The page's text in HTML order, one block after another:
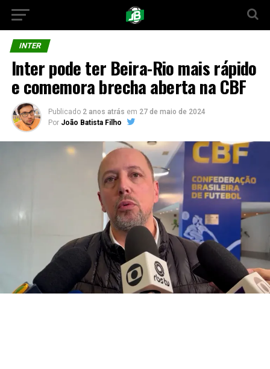
INTER
Inter pode ter Beira-Rio mais rápido
e comemora brecha aberta na CBF
Publicado 2 anos atrás em 27 de maio de 2024
Por João Batista Filho